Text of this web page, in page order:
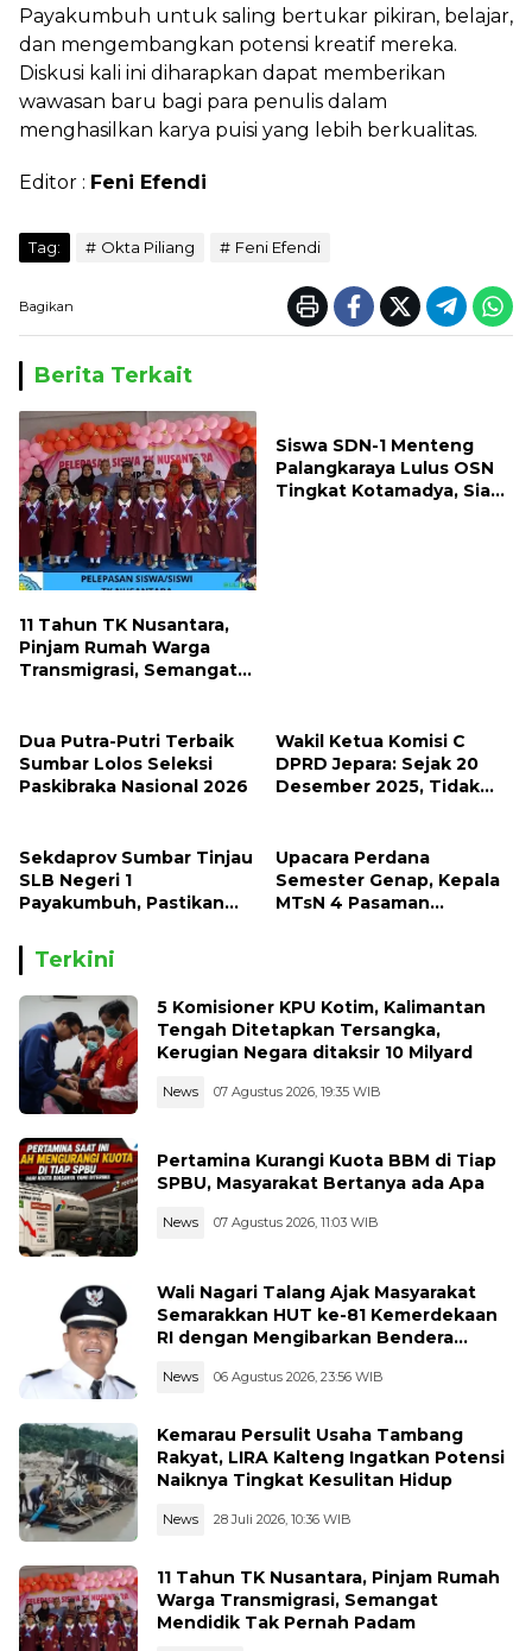
Payakumbuh untuk saling bertukar pikiran, belajar,
dan mengembangkan potensi kreatif mereka.
Diskusi kali ini diharapkan dapat memberikan
wawasan baru bagi para penulis dalam
menghasilkan karya puisi yang lebih berkualitas.
Editor : Feni Efendi
Tag: Okta Piliang Feni Efendi
Bagikan
Berita Terkait
11 Tahun TK Nusantara,
Pinjam Rumah Warga
Transmigrasi, Semangat
Siswa SDN-1 Menteng
Palangkaraya Lulus OSN
Tingkat Kotamadya, Siap
Dua Putra-Putri Terbaik
Sumbar Lolos Seleksi
Paskibraka Nasional 2026
Wakil Ketua Komisi C
DPRD Jepara: Sejak 20
Desember 2025, Tidak
Sekdaprov Sumbar Tinjau
SLB Negeri 1
Payakumbuh, Pastikan
Inklusif Berjalan Optimal
Upacara Perdana
Semester Genap, Kepala
MTsN 4 Pasaman
Terkini
5 Komisioner KPU Kotim, Kalimantan
Tengah Ditetapkan Tersangka,
Kerugian Negara ditaksir 10 Milyard
News 07 Agustus 2026, 19:35 WIB
Pertamina Kurangi Kuota BBM di Tiap
SPBU, Masyarakat Bertanya ada Apa
News 07 Agustus 2026, 11:03 WIB
Wali Nagari Talang Ajak Masyarakat
Semarakkan HUT ke-81 Kemerdekaan
RI dengan Mengibarkan Bendera
News 06 Agustus 2026, 23:56 WIB
Kemarau Persulit Usaha Tambang
Rakyat, LIRA Kalteng Ingatkan Potensi
Naiknya Tingkat Kesulitan Hidup
News 28 Juli 2026, 10:36 WIB
11 Tahun TK Nusantara, Pinjam Rumah
Warga Transmigrasi, Semangat
Mendidik Tak Pernah Padam